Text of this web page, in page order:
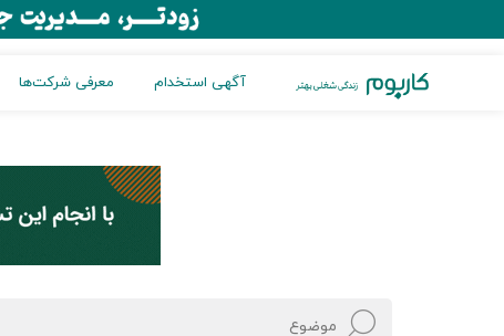
آگهی استخدام معرفی شرکت‌ها